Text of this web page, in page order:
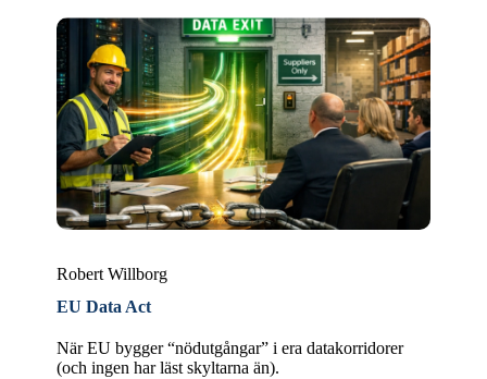
Robert Willborg
EU Data Act
När EU bygger “nödutgångar” i era datakorridorer
(och ingen har läst skyltarna än).